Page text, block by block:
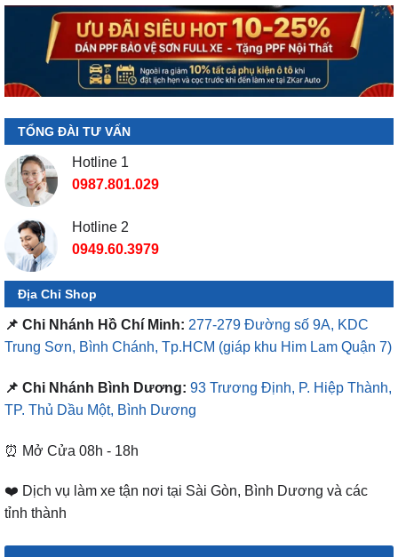
TỔNG ĐÀI TƯ VẤN
Hotline 1
0987.801.029
Hotline 2
0949.60.3979
Địa Chỉ Shop
📌 Chi Nhánh Hồ Chí Minh: 277-279 Đường số 9A, KDC
Trung Sơn, Bình Chánh, Tp.HCM (giáp khu Him Lam Quận 7)
📌 Chi Nhánh Bình Dương: 93 Trương Định, P. Hiệp Thành,
TP. Thủ Dầu Một, Bình Dương
⏰ Mở Cửa 08h - 18h
❤️ Dịch vụ làm xe tận nơi tại Sài Gòn, Bình Dương và các
tỉnh thành